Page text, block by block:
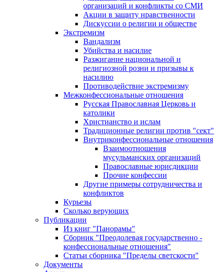
организаций и конфликты со СМИ
Акции в защиту нравственности
Дискуссии о религии и обществе
Экстремизм
Вандализм
Убийства и насилие
Разжигание национальной и
религиозной розни и призывы к
насилию
Противодействие экстремизму
Межконфессиональные отношения
Русская Православная Церковь и
католики
Христианство и ислам
Традиционные религии против "сект"
Внутриконфессиональные отношения
Взаимоотношения
мусульманских организаций
Православные юрисдикции
Прочие конфессии
Другие примеры сотрудничества и
конфликтов
Курьезы
Сколько верующих
Публикации
Из книг "Панорамы"
Сборник "Преодолевая государственно -
конфессиональные отношения"
Статьи сборника "Пределы светскости"
Документы